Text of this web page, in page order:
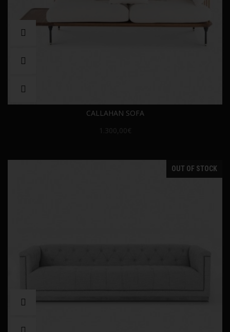
CALLAHAN SOFA
1.300,00€
OUT OF STOCK